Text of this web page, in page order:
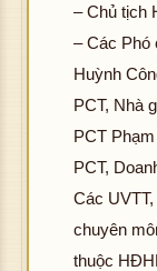
– Chủ tịch
– Các Phó
Huỳnh
PCT, Nhà
PCT
PCT,
Các
chuyên
thuộc